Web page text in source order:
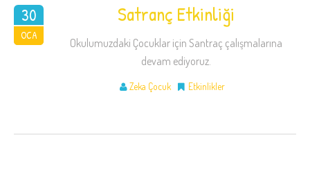
30
OCA
2018
Satranç Etkinliği
Okulumuzdaki Çocuklar için Santraç çalışmalarına
devam ediyoruz.
Zeka Çocuk Etkinlikler